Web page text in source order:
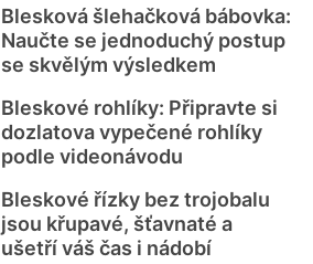
Blesková šlehačková bábovka:
Naučte se jednoduchý postup
se skvělým výsledkem
Bleskové rohlíky: Připravte si
dozlatova vypečené rohlíky
podle videonávodu
Bleskové řízky bez trojobalu
jsou křupavé, šťavnaté a
ušetří váš čas i nádobí